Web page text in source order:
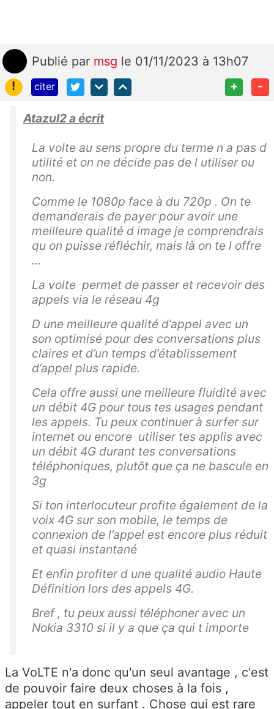
Publié par msg le 01/11/2023 à 13h07
!
citer + -
Atazul2 a écrit
La volte au sens propre du terme n a pas d
utilité et on ne décide pas de l utiliser ou
non.
Comme le 1080p face à du 720p . On te
demanderais de payer pour avoir une
meilleure qualité d image je comprendrais
qu on puisse réfléchir, mais là on te l offre
...
La volte permet de passer et recevoir des
appels via le réseau 4g
D une meilleure qualité d’appel avec un
son optimisé pour des conversations plus
claires et d’un temps d’établissement
d’appel plus rapide.
Cela offre aussi une meilleure fluidité avec
un débit 4G pour tous tes usages pendant
les appels. Tu peux continuer à surfer sur
internet ou encore utiliser tes applis avec
un débit 4G durant tes conversations
téléphoniques, plutôt que ça ne bascule en
3g
Si ton interlocuteur profite également de la
voix 4G sur son mobile, le temps de
connexion de l’appel est encore plus réduit
et quasi instantané
Et enfin profiter d une qualité audio Haute
Définition lors des appels 4G.
Bref , tu peux aussi téléphoner avec un
Nokia 3310 si il y a que ça qui t importe
La VoLTE n'a donc qu'un seul avantage , c'est
de pouvoir faire deux choses à la fois ,
appeler tout en surfant . Chose qui est rare